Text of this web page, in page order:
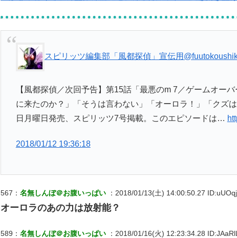
スピリッツ編集部「風都探偵」宣伝用
【風都探偵／次回予告】第15話「最悪のm 7／ゲームオー
に来たのか？」「そうは言わない」「オーロラ！」「クズ
日月曜日発売、スピリッツ7号掲載。このエピソードは…
2018/01/12 19:36:18
567： 名無しんぼ＠お腹いっぱい ：2018/01/13(土) 14:00:50.27
オーロラのあの力は放射能？
589： 名無しんぼ＠お腹いっぱい ：2018/01/16(火) 12:23:34.28